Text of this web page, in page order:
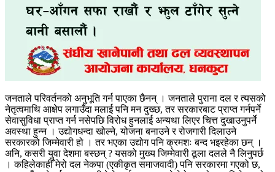
जनताले परिवर्तनको अनुभूति गर्न पाएका छैनन् । जनताले पुराना दल र त्यसको
नेतृत्वमाथि आक्षेप लगाउँदा मलाई पनि मन दुख्छ, तर सरकारबाट प्राप्त गर्नपर्ने
सेवासुविधा प्राप्त गर्न नसेपछि विरोध हुनलाई अन्यथा लिएर चित्त दुखाउनुपर्ने
अवस्था हुन्न । उद्योगधन्दा खोल्ने, योजना बनाउने र रोजगारी दिलाउने
सरकारको जिम्मेवारी हो । तर भएका उद्योग पनि क्रमशः बन्द भइरहेका छन् ।
अनि, कसरी युवा देशमा बस्छन् ? यसको मुख्य जिम्मेवारी ठूला दलले नै लिनुपर्छ
। कहिलेकाहीँ मेरो दल नेकपा (एकीकृत समाजवादी) पनि सरकारमा गएको छ,